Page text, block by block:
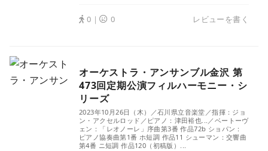
0｜ 0 レビューを書く
オーケストラ・アンサンブル金沢 第
473回定期公演フィルハーモニー・シ
リーズ
2023年10月26日（木）／石川県立音楽堂／指揮：ジョ
ン・アクセルロッド／ピアノ：津田裕也...／ベートーヴ
ェン：「レオノーレ」序曲第3番 作品72b ショパン：
ピアノ協奏曲第1番 ホ短調 作品11 シューマン：交響曲
第4番 ニ短調 作品120（初稿版）...